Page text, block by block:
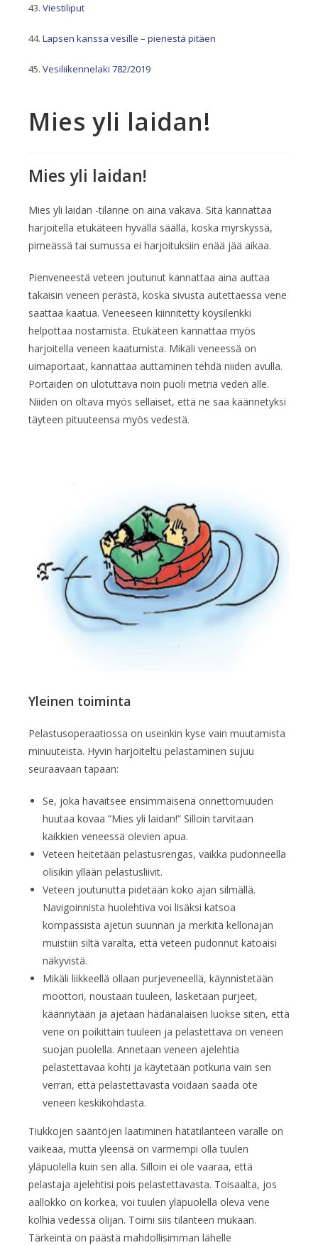
Viestiliput
Lapsen kanssa vesille – pienestä pitäen
Vesiliikennelaki 782/2019
Mies yli laidan!
Mies yli laidan!
Mies yli laidan -tilanne on aina vakava. Sitä kannattaa
harjoitella etukäteen hyvällä säällä, koska myrskyssä,
pimeässä tai sumussa ei harjoituksiin enää jää aikaa.
Pienveneestä veteen joutunut kannattaa aina auttaa
takaisin veneen perästä, koska sivusta autettaessa vene
saattaa kaatua. Veneeseen kiinnitetty köysilenkki
helpottaa nostamista. Etukäteen kannattaa myös
harjoitella veneen kaatumista. Mikäli veneessä on
uimaportaat, kannattaa auttaminen tehdä niiden avulla.
Portaiden on ulotuttava noin puoli metriä veden alle.
Niiden on oltava myös sellaiset, että ne saa käännetyksi
täyteen pituuteensa myös vedestä.
Yleinen toiminta
Pelastusoperaatiossa on useinkin kyse vain muutamista
minuuteista. Hyvin harjoiteltu pelastaminen sujuu
seuraavaan tapaan:
Se, joka havaitsee ensimmäisenä onnettomuuden
huutaa kovaa ”Mies yli laidan!” Silloin tarvitaan
kaikkien veneessä olevien apua.
Veteen heitetään pelastusrengas, vaikka pudonneella
olisikin yllään pelastusliivit.
Veteen joutunutta pidetään koko ajan silmällä.
Navigoinnista huolehtiva voi lisäksi katsoa
kompassista ajetun suunnan ja merkitä kellonajan
muistiin siltä varalta, että veteen pudonnut katoaisi
näkyvistä.
Mikäli liikkeellä ollaan purjeveneellä, käynnistetään
moottori, noustaan tuuleen, lasketaan purjeet,
käännytään ja ajetaan hädänalaisen luokse siten, että
vene on poikittain tuuleen ja pelastettava on veneen
suojan puolella. Annetaan veneen ajelehtia
pelastettavaa kohti ja käytetään potkuria vain sen
verran, että pelastettavasta voidaan saada ote
veneen keskikohdasta.
Tiukkojen sääntöjen laatiminen hätätilanteen varalle on
vaikeaa, mutta yleensä on varmempi olla tuulen
yläpuolella kuin sen alla. Silloin ei ole vaaraa, että
pelastaja ajelehtisi pois pelastettavasta. Toisaalta, jos
aallokko on korkea, voi tuulen yläpuolella oleva vene
kolhia vedessä olijan. Toimi siis tilanteen mukaan.
Tärkeintä on päästä mahdollisimman lähelle